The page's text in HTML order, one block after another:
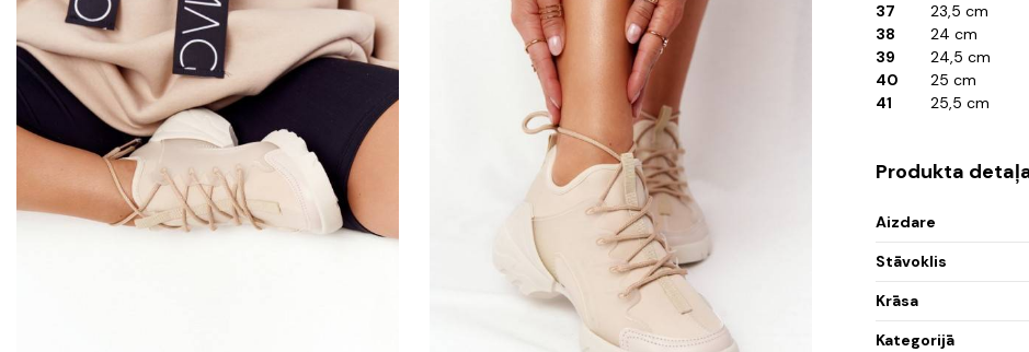
37
23,5 cm
38
24 cm
39
24,5 cm
40
25 cm
41
25,5 cm
Produkta
Aizdare
Stāvoklis
Krāsa
Kategorijā